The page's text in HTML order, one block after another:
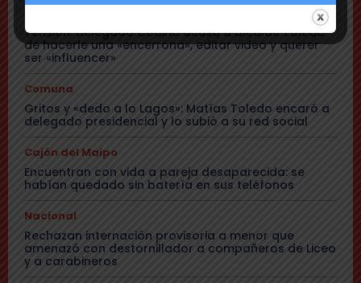
Tensión: delegado Codina acusa a alcalde Toledo
de hacerle una «encerrona», editar video y querer
ser «influencer»
Comuna
Gritos y «dedo a lo Lagos»: Matías Toledo encaró a
delegado presidencial y lo subió a su red social
Cajón del Maipo
Encuentran con vida a pareja desaparecida: se
habían quedado sin batería en sus teléfonos
Nacional
Rechazan internación provisoria a menor que
amenazó con destornillador a compañeros de Liceo
y a carabineros